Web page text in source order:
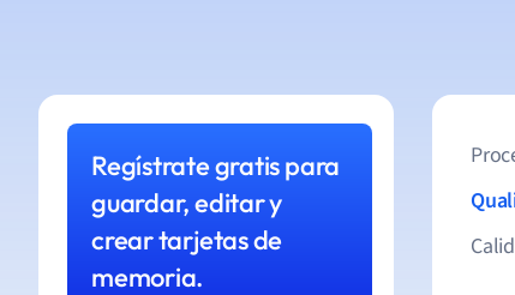
Regístrate gratis para
guardar, editar y
crear tarjetas de
memoria.